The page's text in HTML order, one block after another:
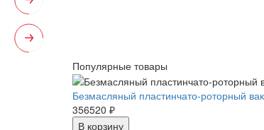
Популярные товары
Безмасляный пластинчато-роторный
356520 ₽
В корзину